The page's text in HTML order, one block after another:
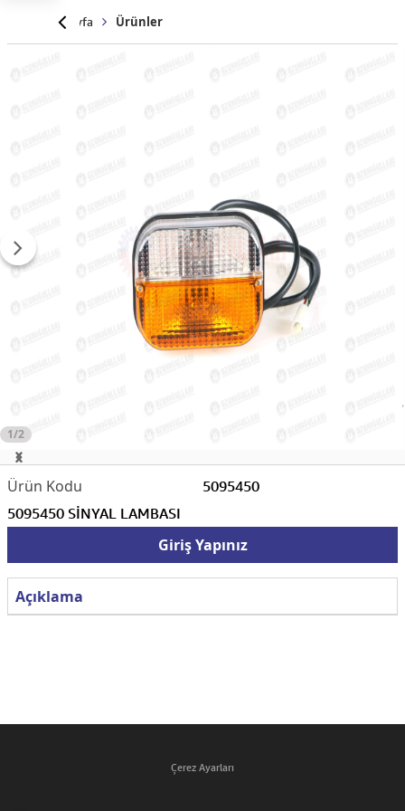
Anasayfa Ürünler
1/2
5095450
5095450 SİNYAL LAMBASI
Giriş Yapınız
Açıklama
Çerez Ayarları